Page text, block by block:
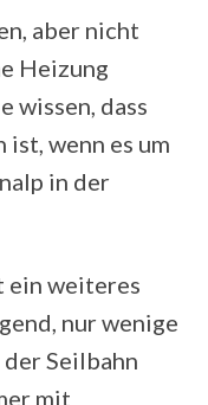
aber nicht
Heizung
wissen, dass
wenn es um
in der
ein weiteres
nur wenige
Seilbahn
mit